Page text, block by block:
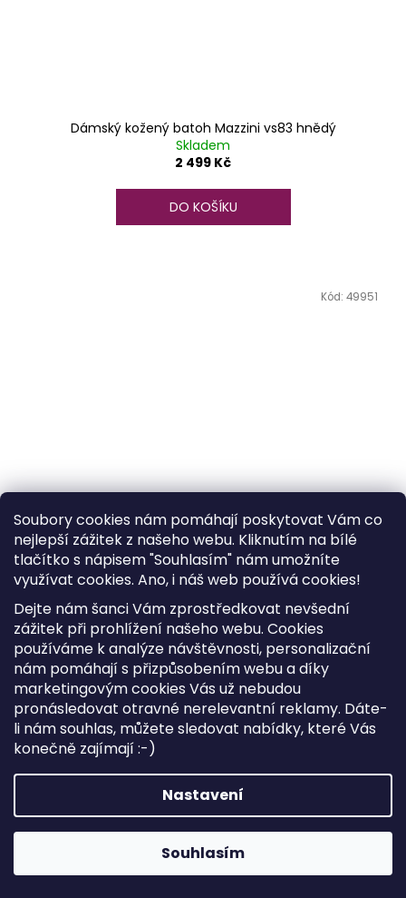
Soubory cookies nám pomáhají poskytovat Vám co
nejlepší zážitek z našeho webu. Kliknutím na bílé
tlačítko s nápisem "Souhlasím" nám umožníte
využívat cookies. Ano, i náš web používá cookies!
Dejte nám šanci Vám zprostředkovat nevšední
zážitek při prohlížení našeho webu. Cookies
používáme k analýze návštěvnosti, personalizační
nám pomáhají s přizpůsobením webu a díky
marketingovým cookies Vás už nebudou
pronásledovat otravné nerelevantní reklamy. Dáte-
li nám souhlas, můžete sledovat nabídky, které Vás
konečně zajímají :-)
Nastavení
Souhlasím
Dámský kožený batoh Mazzini vs83 hnědý
Skladem
2 499 Kč
DO KOŠÍKU
Dámský kožený batoh MiaMore 01-010 koňakový
Kód: 49951